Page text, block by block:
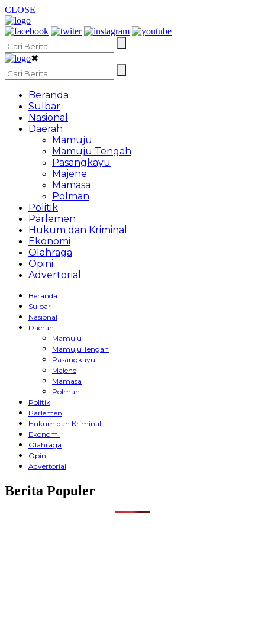
CLOSE
✖
Beranda
Sulbar
Nasional
Daerah
Mamuju
Mamuju Tengah
Pasangkayu
Majene
Mamasa
Polman
Politik
Parlemen
Hukum dan Kriminal
Ekonomi
Olahraga
Opini
Advertorial
Beranda
Sulbar
Nasional
Daerah
Mamuju
Mamuju Tengah
Pasangkayu
Majene
Mamasa
Polman
Politik
Parlemen
Hukum dan Kriminal
Ekonomi
Olahraga
Opini
Advertorial
Berita Populer